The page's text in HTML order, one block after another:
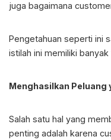
juga bagaimana
Pengetahuan seperti ini
istilah ini memiliki
Menghasilkan Peluang
Salah satu hal yang
penting adalah karena